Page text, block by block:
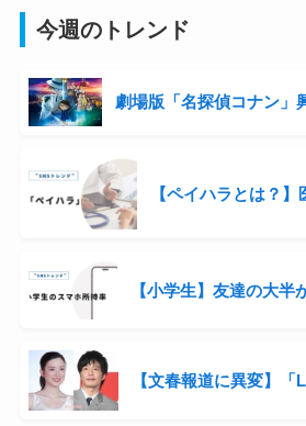
今週のトレンド